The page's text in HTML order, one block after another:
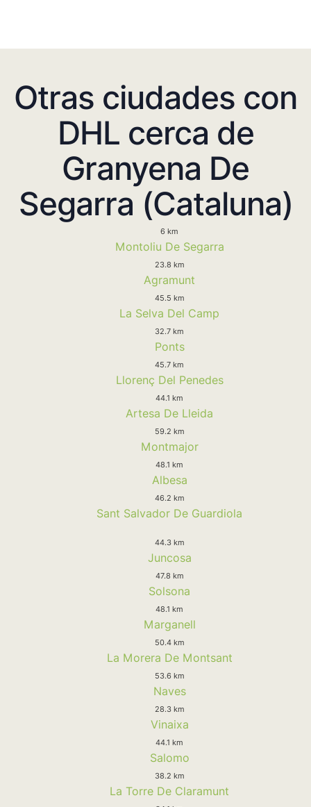
Otras ciudades con
DHL cerca de
Granyena De
Segarra (Cataluna)
6 km
Montoliu De Segarra
23.8 km
Agramunt
45.5 km
La Selva Del Camp
32.7 km
Ponts
45.7 km
Llorenç Del Penedes
44.1 km
Artesa De Lleida
59.2 km
Montmajor
48.1 km
Albesa
46.2 km
Sant Salvador De Guardiola
44.3 km
Juncosa
47.8 km
Solsona
48.1 km
Marganell
50.4 km
La Morera De Montsant
53.6 km
Naves
28.3 km
Vinaixa
44.1 km
Salomo
38.2 km
La Torre De Claramunt